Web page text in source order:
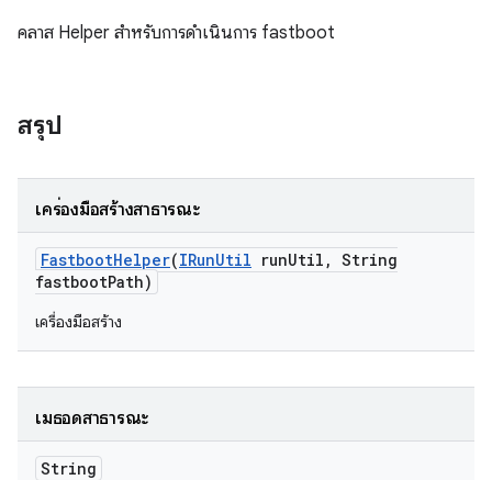
คลาส Helper สำหรับการดำเนินการ fastboot
สรุป
เครื่องมือสร้างสาธารณะ
FastbootHelper(IRunUtil runUtil , String
fastbootPath)
เครื่องมือสร้าง
เมธอดสาธารณะ
String